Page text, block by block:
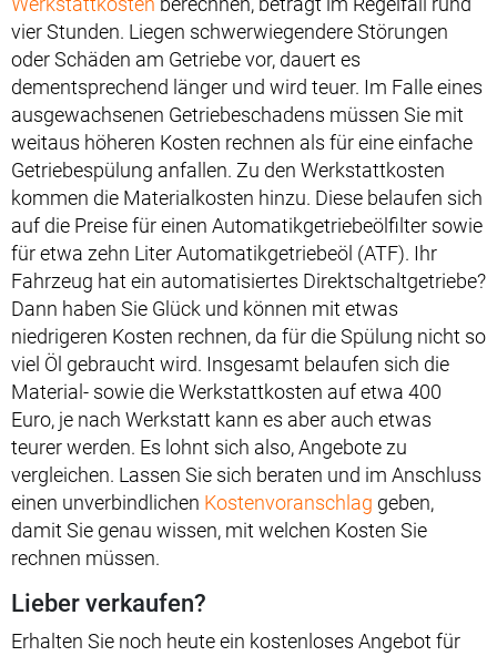
vier Stunden. Liegen schwerwiegendere Störungen
oder Schäden am Getriebe vor, dauert es
dementsprechend länger und wird teuer. Im Falle eines
ausgewachsenen Getriebeschadens müssen Sie mit
weitaus höheren Kosten rechnen als für eine einfache
Getriebespülung anfallen. Zu den Werkstattkosten
kommen die Materialkosten hinzu. Diese belaufen sich
auf die Preise für einen Automatikgetriebeölfilter sowie
für etwa zehn Liter Automatikgetriebeöl (ATF). Ihr
Fahrzeug hat ein automatisiertes Direktschaltgetriebe?
Dann haben Sie Glück und können mit etwas
niedrigeren Kosten rechnen, da für die Spülung nicht so
viel Öl gebraucht wird. Insgesamt belaufen sich die
Material- sowie die Werkstattkosten auf etwa 400
Euro, je nach Werkstatt kann es aber auch etwas
teurer werden. Es lohnt sich also, Angebote zu
vergleichen. Lassen Sie sich beraten und im Anschluss
einen unverbindlichen Kostenvoranschlag geben,
damit Sie genau wissen, mit welchen Kosten Sie
rechnen müssen.
Lieber verkaufen?
Erhalten Sie noch heute ein kostenloses Angebot für